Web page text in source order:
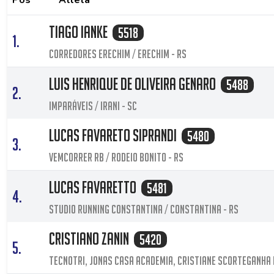
1. Tiago Ianke 5518
Corredores Erechim / Erechim - RS
2. Luis Henrique De Oliveira Genaro 5488
Imparáveis / Irani - SC
3. Lucas Favareto Siprandi 5480
Vemcorrer RB / Rodeio Bonito - RS
4. Lucas Favaretto 5481
Studio running constantina / Constantina - RS
5. Cristiano Zanin 5420
Tecnotri, Jonas casa academia, Cristiane